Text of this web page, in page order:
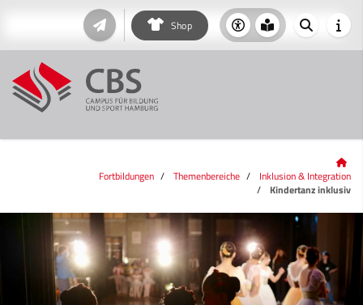
Shop
Fortbildungen Themenbereiche
Inklusion & Integration
Kindertanz inklusiv